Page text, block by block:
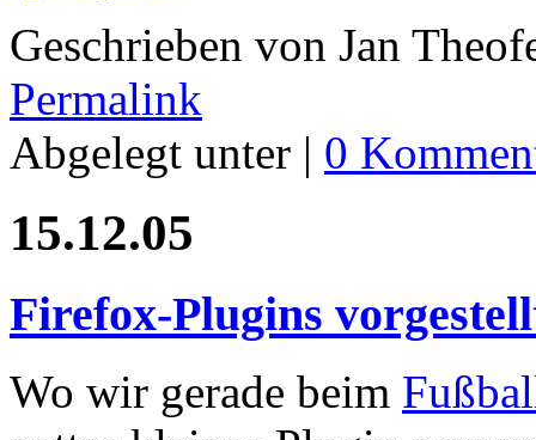
Geschrieben von Jan
Permalink
Abgelegt unter | 0
15.12.05
Firefox-Plugins
Wo wir gerade beim